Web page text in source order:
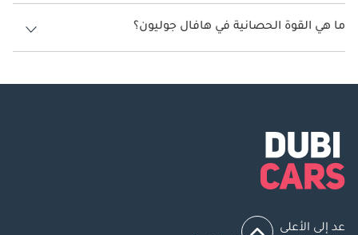
سعة خزان وقود هافال جوليون 55 ليتر.
ما هي القوة الحصانية في هافال جوليون؟
تنتج هافال جوليون قوة 147 حصان - 181 حصان.
عد إلى الأعلى